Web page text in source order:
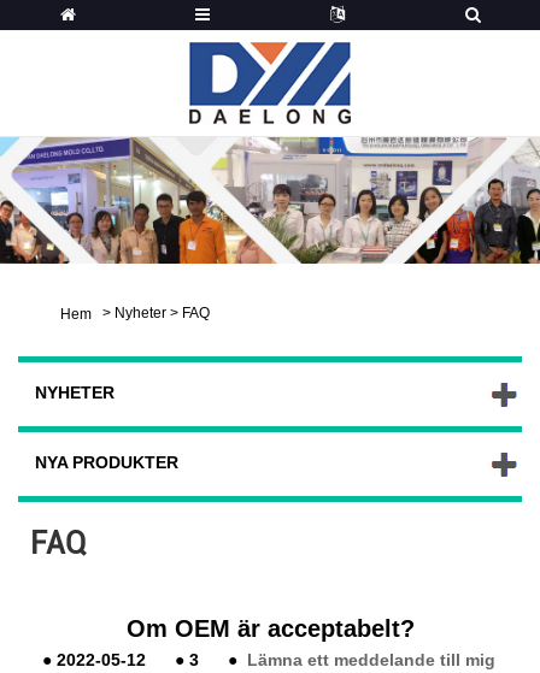
Hem > Nyheter > FAQ
NYHETER
NYA PRODUKTER
FAQ
Om OEM är acceptabelt?
●2022-05-12 ●3 ● Lämna ett meddelande till mig